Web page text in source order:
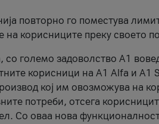
повторно го поместува
на корисниците преку своето
со големо задоволство А1
корисници на А1 Alfa и A1
кој им овозможува на
потреби, отсега
Со оваа нова